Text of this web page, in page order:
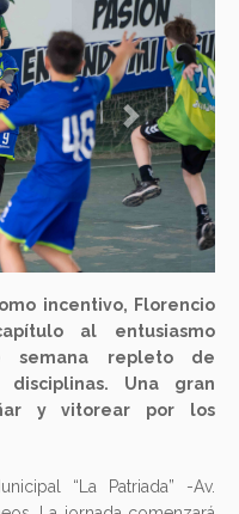
Next
incentivo, Florencio
al entusiasmo
repleto de
disciplinas. Una gran
y vitorear por los
“La Patriada” -Av.